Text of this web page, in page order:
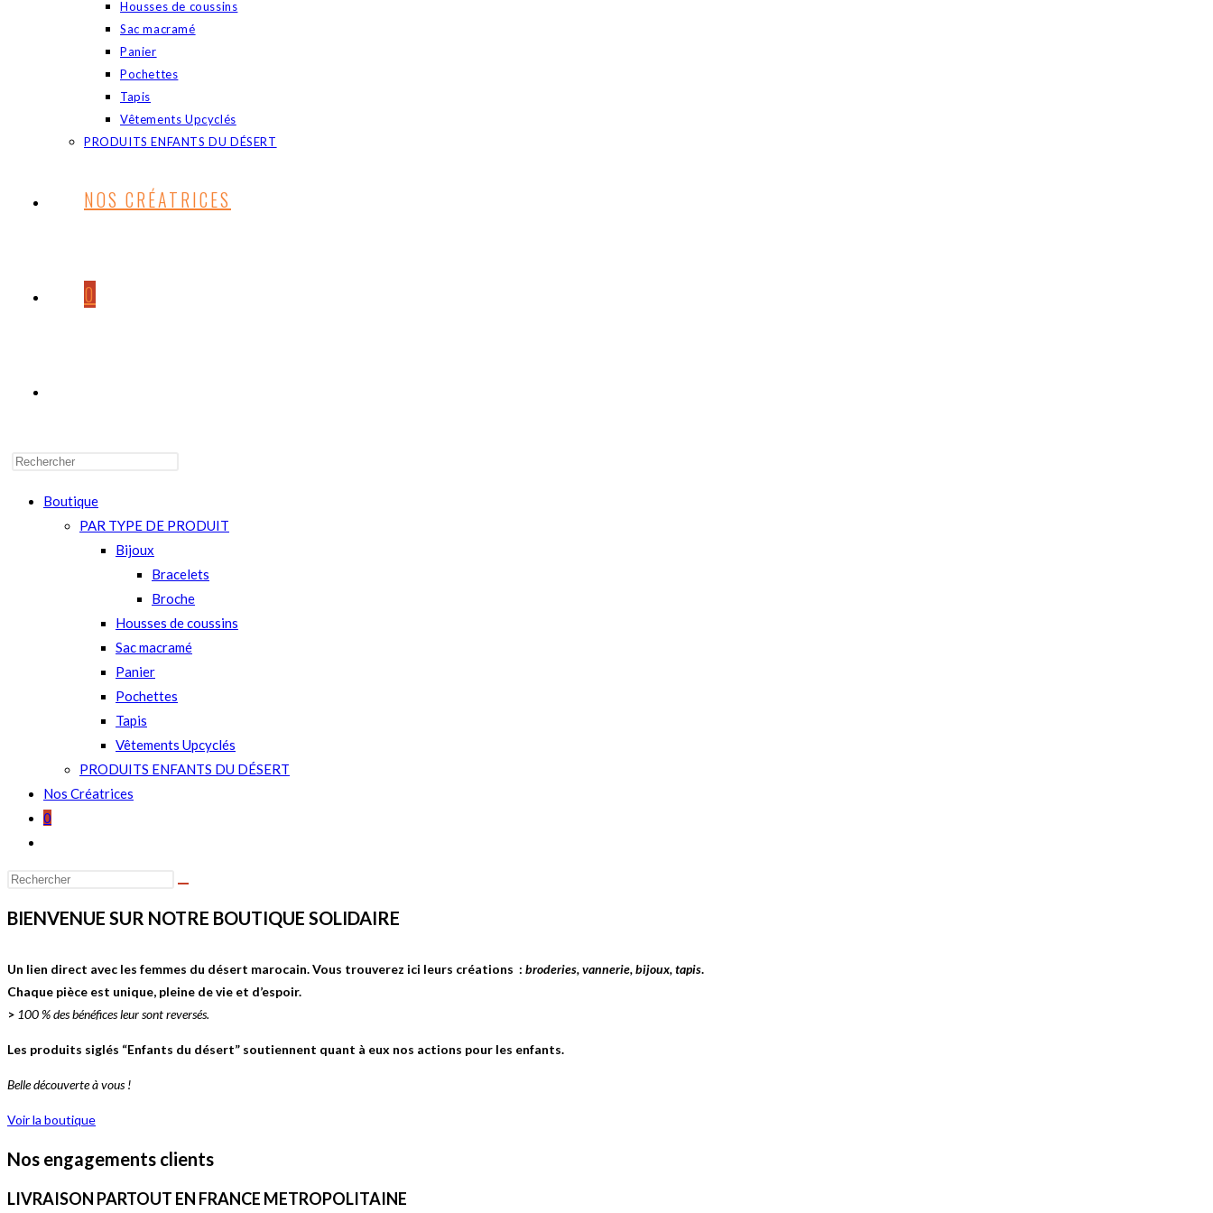
Housses de coussins
Sac macramé
Panier
Pochettes
Tapis
Vêtements Upcyclés
PRODUITS ENFANTS DU DÉSERT
NOS CRÉATRICES
0
SEARCH
Boutique
PAR TYPE DE PRODUIT
Bijoux
Bracelets
Broche
Housses de coussins
Sac macramé
Panier
Pochettes
Tapis
Vêtements Upcyclés
PRODUITS ENFANTS DU DÉSERT
Nos Créatrices
0
BIENVENUE SUR NOTRE BOUTIQUE SOLIDAIRE
Un lien direct avec les femmes du désert marocain. Vous trouverez ici leurs créations : broderies, vannerie, bijoux, tapis.
Chaque pièce est unique, pleine de vie et d’espoir.
> 100 % des bénéfices leur sont reversés.
Les produits siglés “Enfants du désert” soutiennent quant à eux nos actions pour les enfants.
Belle découverte à vous !
Voir la boutique
Nos engagements clients
LIVRAISON PARTOUT EN FRANCE METROPOLITAINE